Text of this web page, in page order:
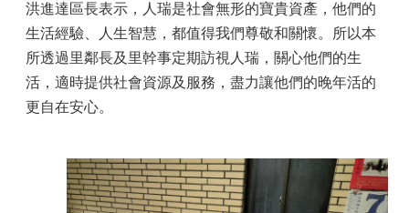
洪進達區長表示，人瑞是社會無形的寶貴資產，他們的
生活經驗、人生智慧，都值得我們尊敬和關懷。所以本
所透過里鄰長及里幹事定期訪視人瑞，關心他們的生
活，適時提供社會資源及服務，盡力讓他們的晚年活的
更自在安心。